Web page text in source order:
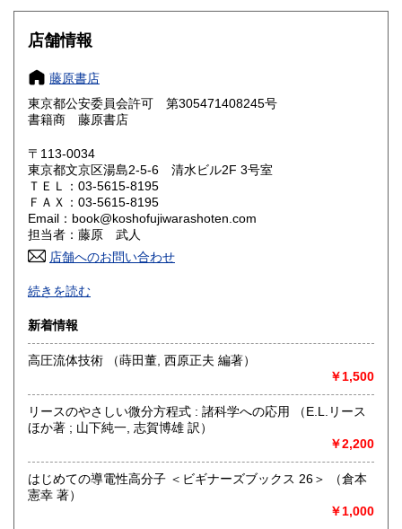
大阪府
奈良県
鳥取県 1,200円 島根県
岡山県
山口県 1,200円
香川県 1,200円 愛媛県
高知県 1,200円
佐賀県
熊本県 1,450円 大分県 1,450円
1,450円
沖縄県 1,500円
店舗情報
藤原書店
東京都公安委員会許可 第305471408245号
書籍商 藤原書店
〒113-0034
東京都文京区湯島2-5-6 清水ビル2F 3号室
ＴＥＬ：03-5615-8195
ＦＡＸ：03-5615-8195
Email：book@koshofujiwarashoten.com
担当者：藤原 武人
店舗へのお問い合わせ
【通信販売専門 (ご来店不可)】 の古書店です。
※大変申し訳ございませんが、店頭での販売は行っておりま
書籍の状態等、ご不明な点・気になる所がございましたら、
メールアドレス【book@koshofujiwarashoten.com】
※販売書籍につきまして【お電話でのお問い合わせ】は、現
品在庫を確認するためお時間を頂戴いたします。
沿線名：JR中央線・総武線・東京メトロ丸ノ内線
最寄駅：御茶ノ水駅・本郷三丁目駅
続きを読む
新着情報
高圧流体技術 （蒔田董, 西原正夫 編著）
￥1,500
リースのやさしい微分方程式 : 諸科学への応用 （E.L.リース
ほか著 ; 山下純一, 志賀博雄 訳）
￥2,200
はじめての導電性高分子 ＜ビギナーズブックス 26＞ （倉本
憲幸 著）
￥1,000